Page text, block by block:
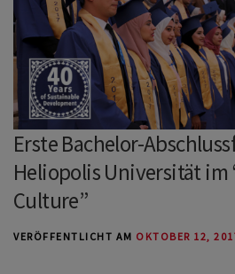
KONTAKT
Erste Bachelor-
Heliopolis Universität im
Culture”
VERÖFFENTLICHT AM OKTOBER 12,